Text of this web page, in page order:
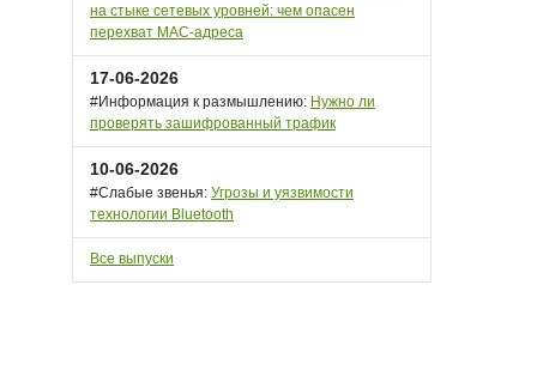
на стыке сетевых уровней: чем опасен
перехват MAC-адреса
17-06-2026
#Информация к размышлению: Нужно ли
проверять зашифрованный трафик
10-06-2026
#Слабые звенья: Угрозы и уязвимости
технологии Bluetooth
Все выпуски